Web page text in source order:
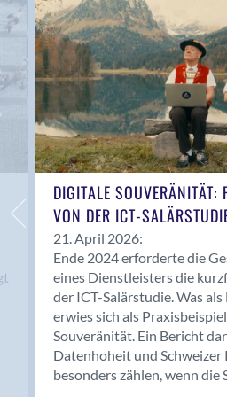
Anwil
Appenzell
Au SG
Baar
Baden
Balsthal
Balzers
Basel
Bassersdorf
Belp
Bendern
Benken (SG)
Bergdietikon
Berlin
Bern
Bern - Liebefeld
DIGITALE SOUVERÄNITÄT:
VON DER ICT-
21. April 2026:
Ende 2024 erforderte die
eines Dienstleisters die
der ICT-Salärstudie. Was
erwies sich als
Souveränität. Ein Bericht
Datenhoheit und
besonders zählen, wenn die